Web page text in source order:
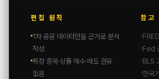
편집 원칙
1차 공공 데이터만을 근거로 분석
작성
특정 종목·상품 매수·매도 권유
없음
참고
Fed
BLS
한국